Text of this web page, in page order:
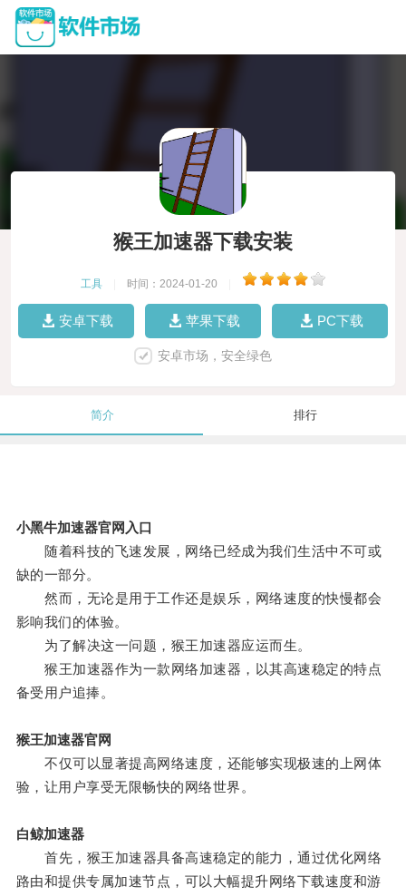
猴王加速器下载安装
工具 时间：2024-01-20
安卓下载 苹果下载 PC下载
安卓市场，安全绿色
简介 排行
小黑牛加速器官网入口
随着科技的飞速发展，网络已经成为我们生活中不可或
缺的一部分。
然而，无论是用于工作还是娱乐，网络速度的快慢都会
影响我们的体验。
为了解决这一问题，猴王加速器应运而生。
猴王加速器作为一款网络加速器，以其高速稳定的特点
备受用户追捧。
猴王加速器官网
不仅可以显著提高网络速度，还能够实现极速的上网体
验，让用户享受无限畅快的网络世界。
白鲸加速器
首先，猴王加速器具备高速稳定的能力，通过优化网络
路由和提供专属加速节点，可以大幅提升网络下载速度和游